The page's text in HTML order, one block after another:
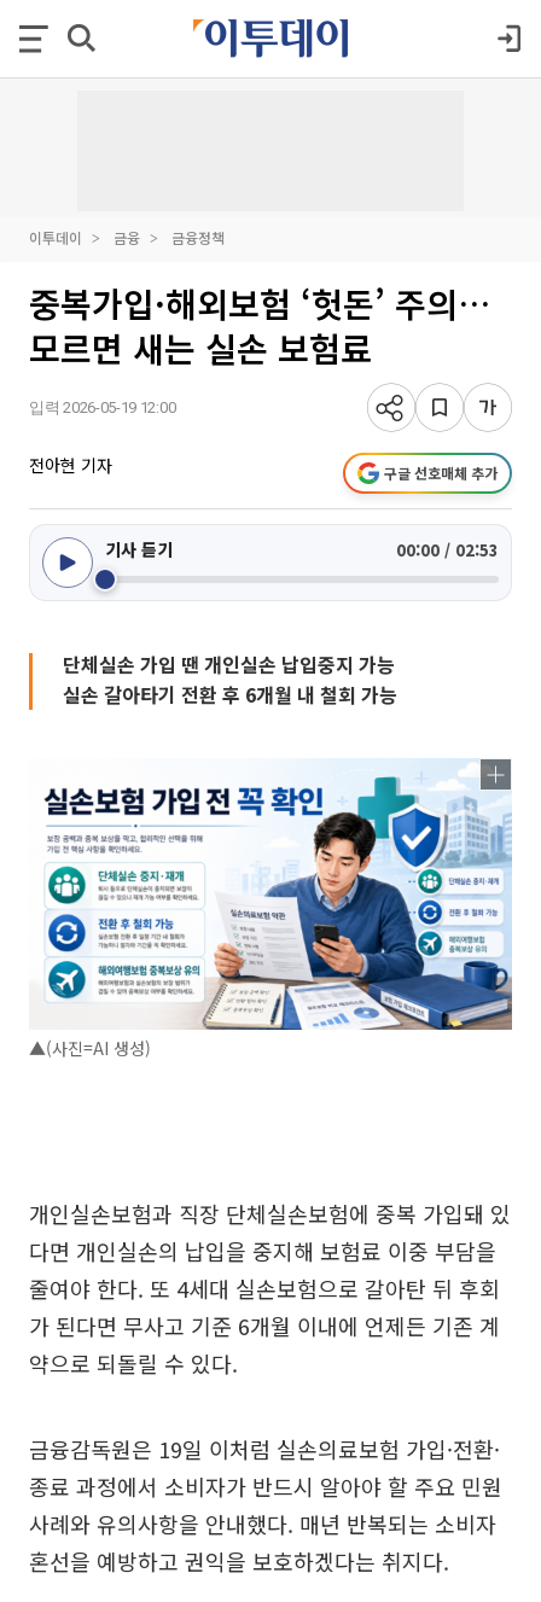
이투데이 금융 금융정책
중복가입·해외보험 ‘헛돈’ 주의…
모르면 새는 실손 보험료
입력 2026-05-19 12:00
전아현 기자 구글 선호매체 추가
기사 듣기 00:00 / 02:53
단체실손 가입 땐 개인실손 납입중지 가능
실손 갈아타기 전환 후 6개월 내 철회 가능
▲(사진=AI 생성)
개인실손보험과 직장 단체실손보험에 중복 가입돼 있
다면 개인실손의 납입을 중지해 보험료 이중 부담을
줄여야 한다. 또 4세대 실손보험으로 갈아탄 뒤 후회
가 된다면 무사고 기준 6개월 이내에 언제든 기존 계
약으로 되돌릴 수 있다.
금융감독원은 19일 이처럼 실손의료보험 가입·전환·
종료 과정에서 소비자가 반드시 알아야 할 주요 민원
사례와 유의사항을 안내했다. 매년 반복되는 소비자
혼선을 예방하고 권익을 보호하겠다는 취지다.